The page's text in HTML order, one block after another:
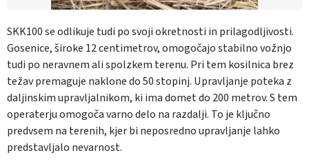
SKK100 se odlikuje tudi po svoji okretnosti in prilagodljivosti.
Gosenice, široke 12 centimetrov, omogočajo stabilno vožnjo
tudi po neravnem ali spolzkem terenu. Pri tem kosilnica brez
težav premaguje naklone do 50 stopinj. Upravljanje poteka z
daljinskim upravljalnikom, ki ima domet do 200 metrov. S tem
operaterju omogoča varno delo na razdalji. To je ključno
predvsem na terenih, kjer bi neposredno upravljanje lahko
predstavljalo nevarnost.